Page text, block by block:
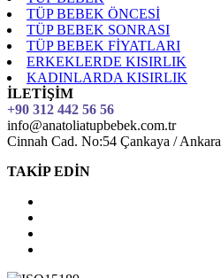
TÜP BEBEK ÖNCESİ
TÜP BEBEK SONRASI
TÜP BEBEK FİYATLARI
ERKEKLERDE KISIRLIK
KADINLARDA KISIRLIK
İLETİŞİM
+90 312 442 56 56
info@anatoliatupbebek.com.tr
Cinnah Cad. No:54 Çankaya / Ankara
TAKİP EDİN